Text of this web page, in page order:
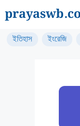
to
content
ইতিহাস ইংরেজি